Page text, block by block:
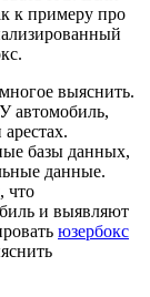
к примеру про
выяснить.
автомобиль,
базы данных,
данные.
что
и выявляют
юзербокс